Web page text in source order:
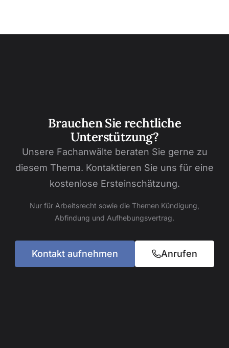
Brauchen Sie rechtliche
Unterstützung?
Unsere Fachanwälte beraten Sie gerne zu
diesem Thema. Kontaktieren Sie uns für eine
kostenlose Ersteinschätzung.
Nur für Arbeitsrecht sowie die Themen Kündigung,
Abfindung und Aufhebungsvertrag.
Kontakt aufnehmen Anrufen